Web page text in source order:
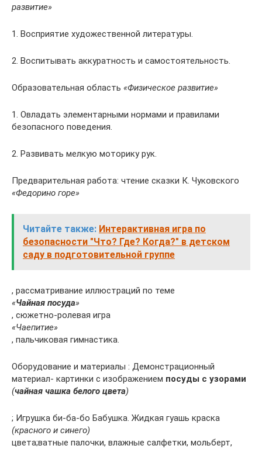
развитие»
1. Восприятие художественной литературы.
2. Воспитывать аккуратность и самостоятельность.
Образовательная область «Физическое развитие»
1. Овладать элементарными нормами и правилами
безопасного поведения.
2. Развивать мелкую моторику рук.
Предварительная работа: чтение сказки К. Чуковского
«Федорино горе»
Читайте также: Интерактивная игра по
безопасности "Что? Где? Когда?" в детском
саду в подготовительной группе
, рассматривание иллюстраций по теме
«Чайная посуда»
, сюжетно-ролевая игра
«Чаепитие»
, пальчиковая гимнастика.
Оборудование и материалы : Демонстрационный
материал- картинки с изображением посуды с узорами
(чайная чашка белого цвета)
; Игрушка би-ба-бо Бабушка. Жидкая гуашь краска
(красного и синего)
цвета;ватные палочки, влажные салфетки, мольберт,